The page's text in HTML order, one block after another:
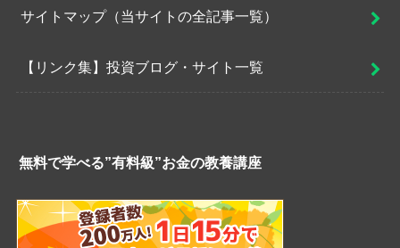
サイトマップ（当サイトの全記事一覧）
【リンク集】投資ブログ・サイト一覧
無料で学べる”有料級”お金の教養講座